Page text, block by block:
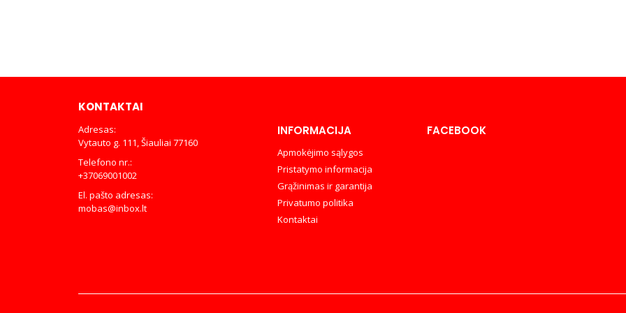
KONTAKTAI
Adresas:
Vytauto g. 111, Šiauliai 77160
Telefono nr.:
+37069001002
El. pašto adresas:
mobas@inbox.lt
INFORMACIJA
Apmokėjimo sąlygos
Pristatymo informacija
Grąžinimas ir garantija
Privatumo politika
Kontaktai
FACEBOOK